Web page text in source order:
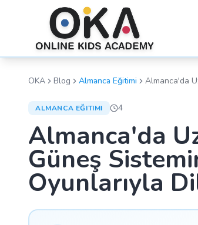
OKA Blog Almanca Eğitimi
Almanca'da
ALMANCA EĞITIMI 4
Almanca'da
Güneş
Oyunlarıyla